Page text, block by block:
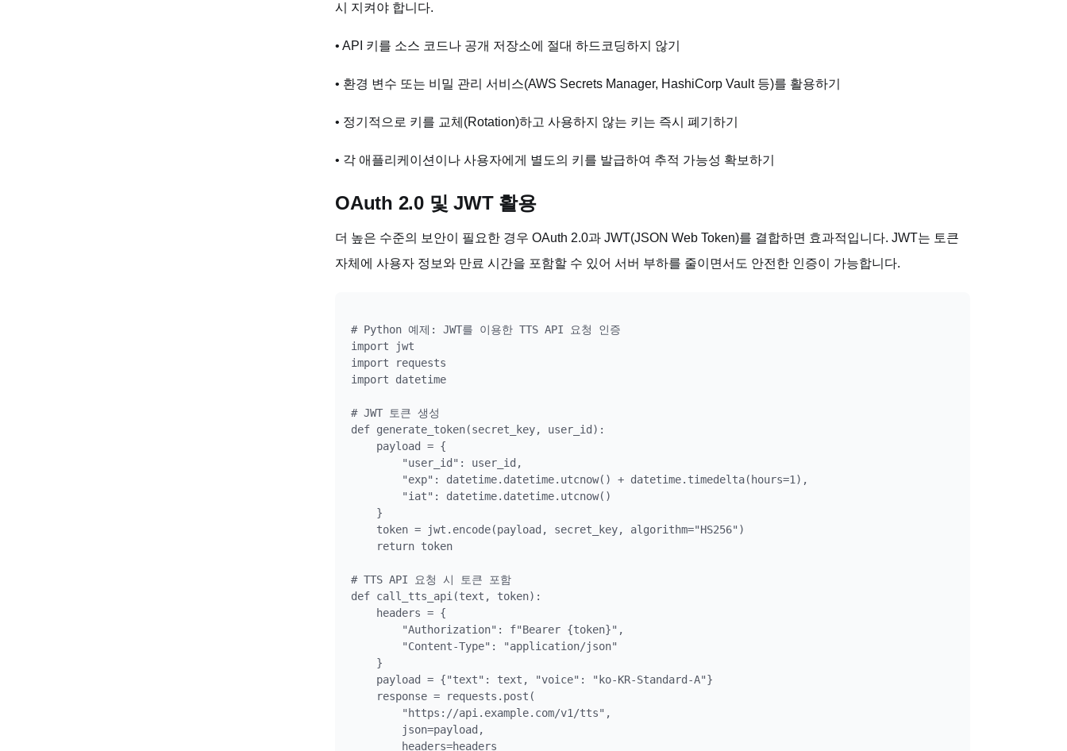
시 지켜야 합니다.
• API 키를 소스 코드나 공개 저장소에 절대 하드코딩하지 않기
• 환경 변수 또는 비밀 관리 서비스(AWS Secrets Manager, HashiCorp Vault 등)를 활용하기
• 정기적으로 키를 교체(Rotation)하고 사용하지 않는 키는 즉시 폐기하기
• 각 애플리케이션이나 사용자에게 별도의 키를 발급하여 추적 가능성 확보하기
OAuth 2.0 및 JWT 활용
더 높은 수준의 보안이 필요한 경우 OAuth 2.0과 JWT(JSON Web Token)를 결합하면 효과적입니다. JWT는 토큰
자체에 사용자 정보와 만료 시간을 포함할 수 있어 서버 부하를 줄이면서도 안전한 인증이 가능합니다.
# Python 예제: JWT를 이용한 TTS API 요청 인증
import jwt
import requests
import datetime
# JWT 토큰 생성
def generate_token(secret_key, user_id):
    payload = {
        "user_id": user_id,
        "exp": datetime.datetime.utcnow() + datetime.timedelta(hours=1),
        "iat": datetime.datetime.utcnow()
    }
    token = jwt.encode(payload, secret_key, algorithm="HS256")
    return token
# TTS API 요청 시 토큰 포함
def call_tts_api(text, token):
    headers = {
        "Authorization": f"Bearer {token}",
        "Content-Type": "application/json"
    }
    payload = {"text": text, "voice": "ko-KR-Standard-A"}
    response = requests.post(
        "https://api.example.com/v1/tts",
        json=payload,
        headers=headers